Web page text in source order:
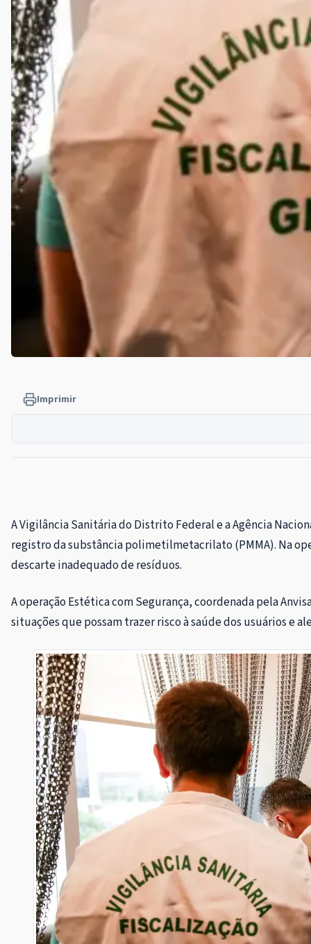
Imprimir
A Vigilância Sanitária do Distrito Federal e a Agência
registro da substância polimetilmetacrilato (PMMA). Na
descarte inadequado de resíduos.
A operação Estética com Segurança, coordenada pela
situações que possam trazer risco à saúde dos usuários e